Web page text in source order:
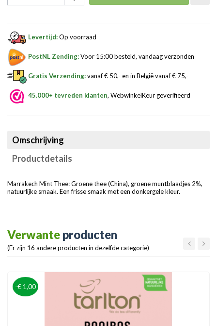
Levertijd:Op voorraad
PostNL Zending:Voor 15:00 besteld, vandaag verzonden
Gratis Verzending:vanaf € 50,- en in België vanaf € 75,-
45.000+ tevreden klanten, WebwinkelKeur geverifieerd
Omschrijving
Productdetails
Marrakech Mint Thee: Groene thee (China), groene muntblaadjes 2%,
natuurlijke smaak. Een frisse smaak met een donkergele kleur.
Verwante producten
(Er zijn 16 andere producten in dezelfde categorie)
-€ 1,00